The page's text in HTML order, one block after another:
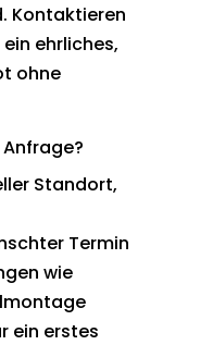
Kontaktieren
ehrliches,
ohne
Standort,
Termin
wie
ein erstes